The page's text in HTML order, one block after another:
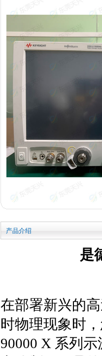
产品介绍
是
在部署新兴的
时物理现象时
90000 X 系列示